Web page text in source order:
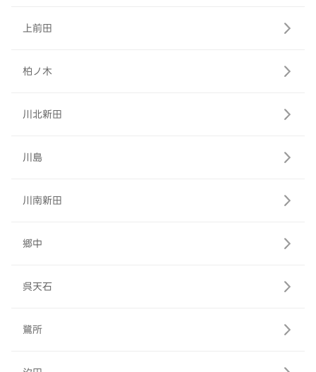
上前田
柏ノ木
川北新田
川島
川南新田
郷中
呉天石
鷺所